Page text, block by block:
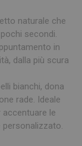
naturale che
secondi.
in
dalla più scura
bianchi, dona
rade. Ideale
le
personalizzato.